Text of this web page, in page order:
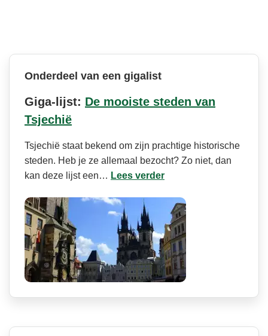
Onderdeel van een gigalist
Giga-lijst: De mooiste steden van
Tsjechië
Tsjechië staat bekend om zijn prachtige historische
steden. Heb je ze allemaal bezocht? Zo niet, dan
kan deze lijst een… Lees verder